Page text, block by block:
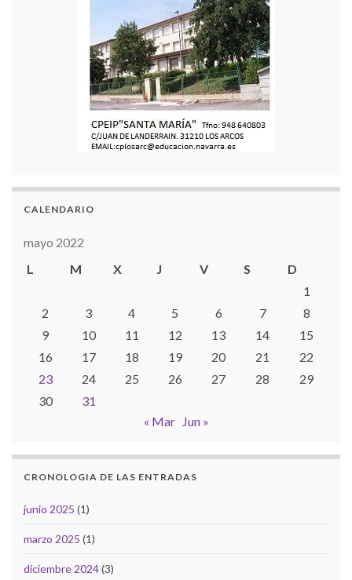
CALENDARIO
mayo 2022
L
M X J V S
D
1
2
3 4 5 6 7
8
9
10 11 12 13 14
15
16
17 18 19 20 21
22
23
24 25 26 27 28
29
30
31
« Mar
Jun »
CRONOLOGIA DE LAS ENTRADAS
junio 2025 (1)
marzo 2025 (1)
diciembre 2024(3)